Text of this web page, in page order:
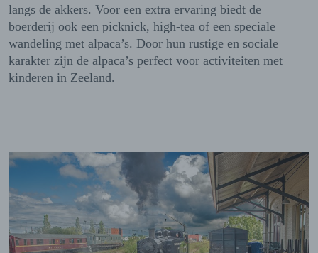
langs de akkers. Voor een extra ervaring biedt de
boerderij ook een picknick, high-tea of een speciale
wandeling met alpaca’s. Door hun rustige en sociale
karakter zijn de alpaca’s perfect voor activiteiten met
kinderen in Zeeland.